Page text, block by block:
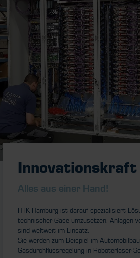
Innovationskraft
Alles aus einer Hand!
HTK Hamburg ist darauf spezialisiert
technischer Gase umzusetzen. Anlagen
sind weltweit im Einsatz.
Sie werden zum Beispiel im
Gasdurchflussregelung in Roboterlaser-